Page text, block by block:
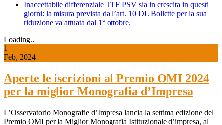
Inaccettabile differenziale TTF PSV sia in crescita in questi
giorni: la misura prevista dall’art. 10 DL Bollette per la sua
riduzione va attuata dal 1° ottobre.
Loading..
1
Feb, 2024
Aperte le iscrizioni al Premio OMI 2024
per la miglior Monografia d’Impresa
L’Osservatorio Monografie d’Impresa lancia la settima edizione del
Premio OMI per la Miglior Monografia Istituzionale d’impresa, al